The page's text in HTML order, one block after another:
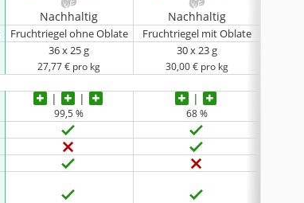
Nachhaltig Nachhaltig
Fruchtriegel ohne Oblate Fruchtriegel mit Oblate
36 x 25 g
27,77 € pro kg
30 x 23 g
30,00 € pro kg
99,5 % 68 %